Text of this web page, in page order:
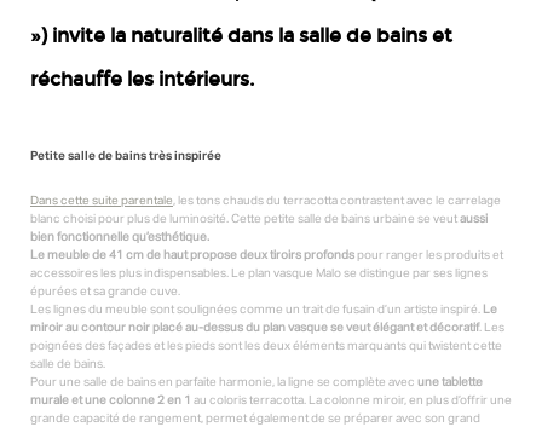
») invite la naturalité dans la salle de bains et
réchauffe les intérieurs.
Petite salle de bains très inspirée
Dans cette suite parentale , les tons chauds du terracotta contrastent avec le carrelage
blanc choisi pour plus de luminosité. Cette petite salle de bains urbaine se veutaussi
bien fonctionnelle qu’esthétique.
Le meuble de 41 cm de haut propose deux tiroirs profondspour ranger les produits et
accessoires les plus indispensables. Le plan vasque Malo se distingue par ses lignes
épurées et sa grande cuve.
Les lignes du meuble sont soulignées comme un trait de fusain d’un artiste inspiré. Le
miroir au contour noir placé au-dessus du plan vasque se veut élégant et décoratif. Les
poignées des façades et les pieds sont les deux éléments marquants qui twistent cette
salle de bains.
Pour une salle de bains en parfaite harmonie, la ligne se complète avec une tablette
murale et une colonne 2 en 1 au coloris terracotta. La colonne miroir, en plus d’offrir une
grande capacité de rangement, permet également de se préparer avec son grand